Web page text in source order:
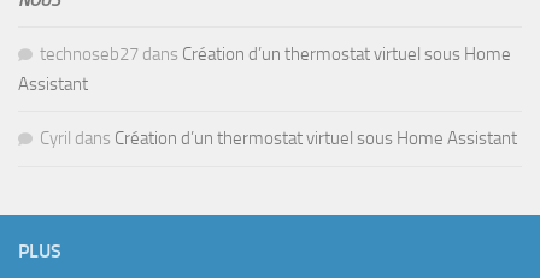
technoseb27 dans Création d’un thermostat virtuel sous Home
Assistant
Cyril dans Création d’un thermostat virtuel sous Home Assistant
PLUS